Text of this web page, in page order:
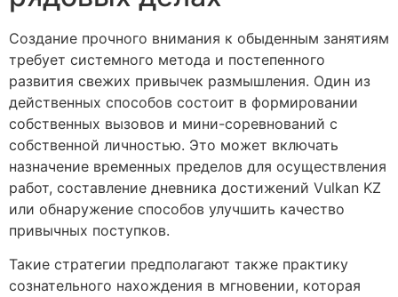
Создание прочного внимания к обыденным занятиям
требует системного метода и постепенного
развития свежих привычек размышления. Один из
действенных способов состоит в формировании
собственных вызовов и мини-соревнований с
собственной личностью. Это может включать
назначение временных пределов для осуществления
работ, составление дневника достижений Vulkan KZ
или обнаружение способов улучшить качество
привычных поступков.
Такие стратегии предполагают также практику
сознательного нахождения в мгновении, которая